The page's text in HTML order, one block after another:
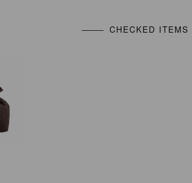
CHECKED ITEMS